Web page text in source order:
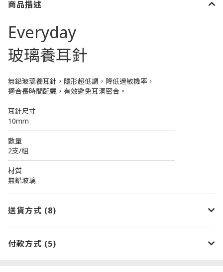
商品描述
Everyday
玻璃養耳針
無鉛玻璃養耳針，隱形超低調，降低過敏機率，
適合長時間配戴，有效避免耳洞密合。
────────────────────────
耳針尺寸
10mm
────────────────────────
數量
2支/組
────────────────────────
材質
無鉛玻璃
送貨方式 (8)
付款方式 (5)